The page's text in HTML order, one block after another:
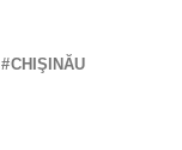
CHIŞINĂU